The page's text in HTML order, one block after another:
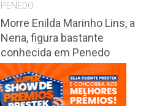
PENEDO
Morre Enilda Marinho Lins, a
Nena, figura bastante
conhecida em Penedo